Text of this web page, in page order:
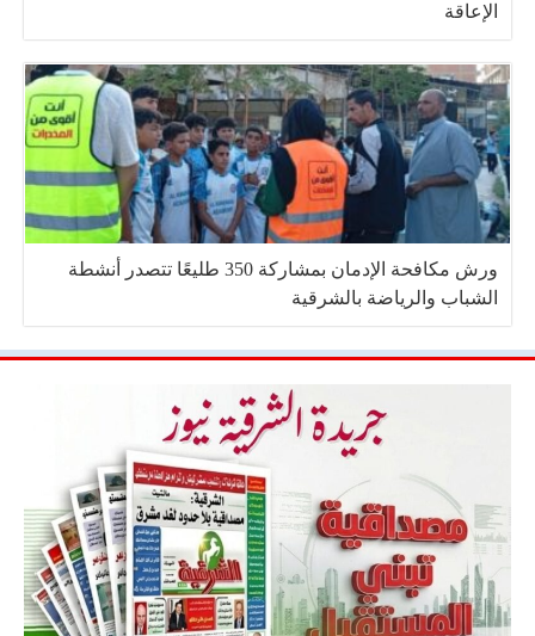
الإعاقة
ورش مكافحة الإدمان بمشاركة 350 طليعًا تتصدر أنشطة
الشباب والرياضة بالشرقية